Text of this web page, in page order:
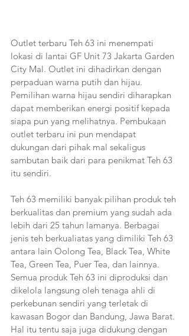
Outlet terbaru Teh 63 ini menempati
lokasi di lantai GF Unit 73 Jakarta Garden
City Mal. Outlet ini dihadirkan dengan
perpaduan warna putih dan hijau.
Pemilihan warna hijau sendiri diharapkan
dapat memberikan energi positif kepada
siapa pun yang melihatnya. Pembukaan
outlet terbaru ini pun mendapat
dukungan dari pihak mal sekaligus
sambutan baik dari para penikmat Teh 63
itu sendiri.
Teh 63 memiliki banyak pilihan produk teh
berkualitas dan premium yang sudah ada
lebih dari 25 tahun lamanya. Berbagai
jenis teh berkualiatas yang dimiliki Teh 63
antara lain Oolong Tea, Black Tea, White
Tea, Green Tea, Puer Tea, dan lainnya.
Semua produk Teh 63 ini diproduksi dan
dikelola langsung oleh tenaga ahli di
perkebunan sendiri yang terletak di
kawasan Bogor dan Bandung, Jawa Barat.
Hal itu tentu saja juga didukung dengan